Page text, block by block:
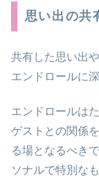
思い出の共
共有した思い出
エンドロールに
エンドロールは
ゲストとの関係
る場となるべき
ソナルで特別な